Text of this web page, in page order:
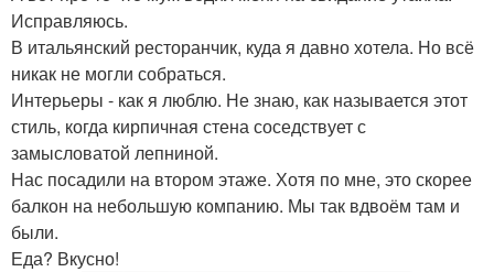
Исправляюсь.
В итальянский ресторанчик, куда я давно хотела. Но всё
никак не могли собраться.
Интерьеры - как я люблю. Не знаю, как называется этот
стиль, когда кирпичная стена соседствует с
замысловатой лепниной.
Нас посадили на втором этаже. Хотя по мне, это скорее
балкон на небольшую компанию. Мы так вдвоём там и
были.
Еда? Вкусно!